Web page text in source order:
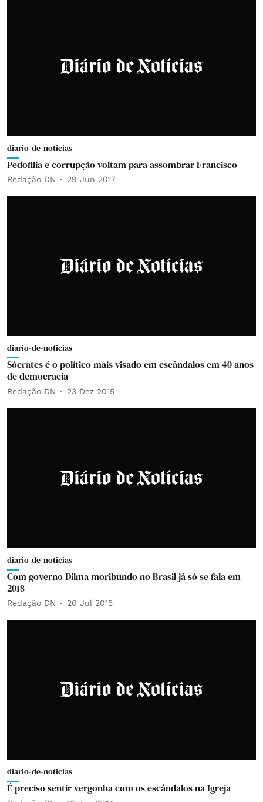
diario-de-noticias
Pedofilia e corrupção voltam para assombrar Francisco
Redação DN 29 Jun 2017
diario-de-noticias
Sócrates é o político mais visado em escândalos em 40 anos
de democracia
Redação DN 23 Dez 2015
diario-de-noticias
Com governo Dilma moribundo no Brasil já só se fala em
2018
Redação DN 20 Jul 2015
diario-de-noticias
É preciso sentir vergonha com os escândalos na Igreja